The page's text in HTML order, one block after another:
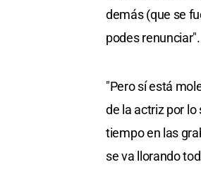
demás (que se
podes renunciar".
"Pero sí está
de la actriz por
tiempo en las
se va llorando